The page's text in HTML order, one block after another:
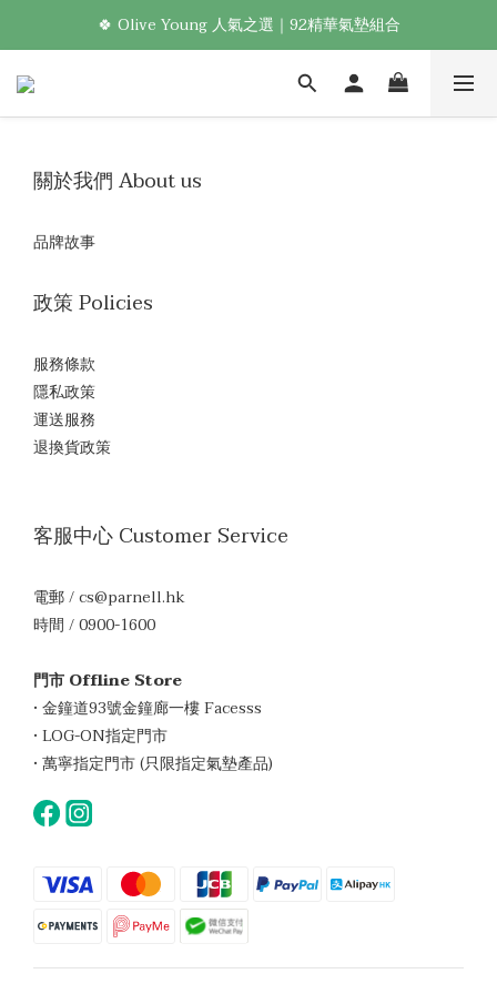
新加入會員享首購免運！🛒
🍀 Olive Young 人氣之選｜92精華氣墊組合
Welcome! 加入會員，享專屬優惠 🎁
新加入會員享首購免運！🛒
關於我們 About us
品牌故事
政策 Policies
服務條款
隱私政策
運送服務
退換貨政策
客服中心 Customer Service
電郵 / cs@parnell.hk
時間 / 0900-1600
門市 Offline Store
• 金鐘道93號金鐘廊一樓 Facesss
• LOG-ON指定門市
• 萬寧指定門市 (只限指定氣墊產品)